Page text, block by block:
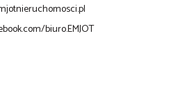
biuro.EMJOT